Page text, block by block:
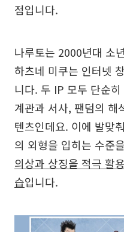
점입니다.
나루토는 2000년대 소
하츠네 미쿠는 인터넷
니다. 두 IP 모두 단순
계관과 서사, 팬덤의 해
텐츠인데요. 이에 발맞
의 외형을 입히는 수준
의상과 상징을 적극 활
습입니다.